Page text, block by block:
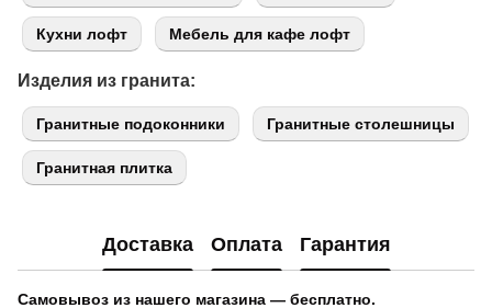
Кухни лофт Мебель для кафе лофт
Изделия из гранита:
Гранитные подоконники Гранитные столешницы
Гранитная плитка
Доставка Оплата Гарантия
Самовывоз из нашего магазина — бесплатно.